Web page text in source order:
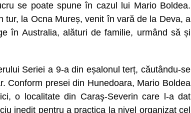
se poate spune în cazul lui Mario Boldea.
la Ocna Mureș, venit în vară de la Deva, a
în Australia, alături de familie, urmând să și
Seriei a 9-a din eșalonul terț, căutându-se
Conform presei din Hunedoara, Mario Boldea
o localitate din Caraş-Severin care l-a dat
inedit pentru a practica la nivel organizat cel